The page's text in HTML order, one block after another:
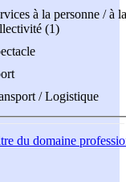
à la personne / à la
(1)
/ Logistique
du domaine